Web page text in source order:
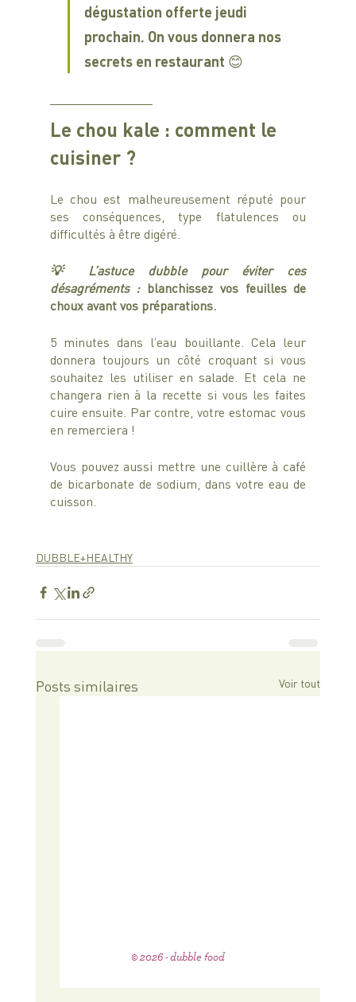
dégustation offerte jeudi
prochain. On vous donnera nos
secrets en restaurant 😊
Le chou kale : comment le
cuisiner ?
Le chou est malheureusement réputé pour
ses conséquences, type flatulences ou
difficultés à être digéré.
💡 L’astuce dubble pour éviter ces
désagréments : blanchissez vos feuilles de
choux avant vos préparations.
5 minutes dans l’eau bouillante. Cela leur
donnera toujours un côté croquant si vous
souhaitez les utiliser en salade. Et cela ne
changera rien à la recette si vous les faites
cuire ensuite. Par contre, votre estomac vous
en remerciera !
Vous pouvez aussi mettre une cuillère à café
de bicarbonate de sodium, dans votre eau de
cuisson.
DUBBLE+HEALTHY
Posts similaires Voir tout
© 2026 - dubble food